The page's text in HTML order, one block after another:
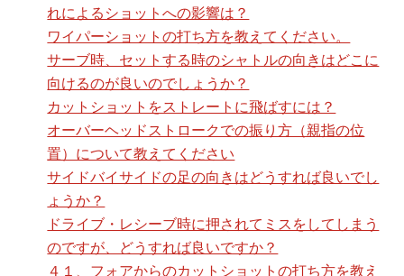
れによるショットへの影響は？
ワイパーショットの打ち方を教えてください。
サーブ時、セットする時のシャトルの向きはどこに
向けるのが良いのでしょうか？
カットショットをストレートに飛ばすには？
オーバーヘッドストロークでの振り方（親指の位
置）について教えてください
サイドバイサイドの足の向きはどうすれば良いでし
ょうか？
ドライブ・レシーブ時に押されてミスをしてしまう
のですが、どうすれば良いですか？
４１、フォアからのカットショットの打ち方を教え